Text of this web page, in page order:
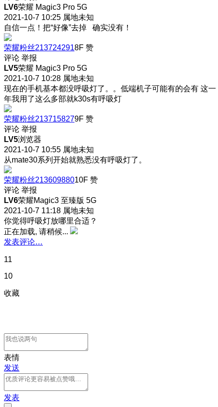
LV6荣耀 Magic3 Pro 5G
2021-10-7 10:25 属地未知
自信一点！把“好像”去掉 确实没有！
荣耀粉丝2137242918F 赞
评论 举报
LV5荣耀 Magic3 Pro 5G
2021-10-7 10:28 属地未知
现在的手机基本都没呼吸灯了。。低端机子可能有的会有 这一
年我用了这么多部就k30s有呼吸灯
荣耀粉丝2137158279F 赞
评论 举报
LV5浏览器
2021-10-7 10:55 属地未知
从mate30系列开始就熟悉没有呼吸灯了。
荣耀粉丝21360988010F 赞
评论 举报
LV6荣耀Magic3 至臻版 5G
2021-10-7 11:18 属地未知
你觉得呼吸灯放哪里合适？
正在加载, 请稍候...
发表评论…
11
10
收藏
表情
发送
发表